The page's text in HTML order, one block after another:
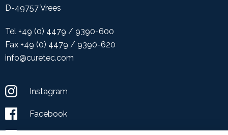
D-49757 Vrees
Tel +49 (0) 4479 / 9390-600
Fax +49 (0) 4479 / 9390-620
info@curetec.com
Instagram
Facebook